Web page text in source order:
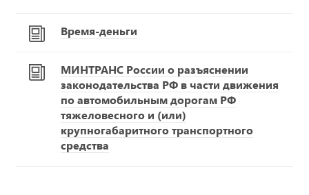
Время-деньги
МИНТРАНС России о разъяснении
законодательства РФ в части движения
по автомобильным дорогам РФ
тяжеловесного и (или)
крупногабаритного транспортного
средства